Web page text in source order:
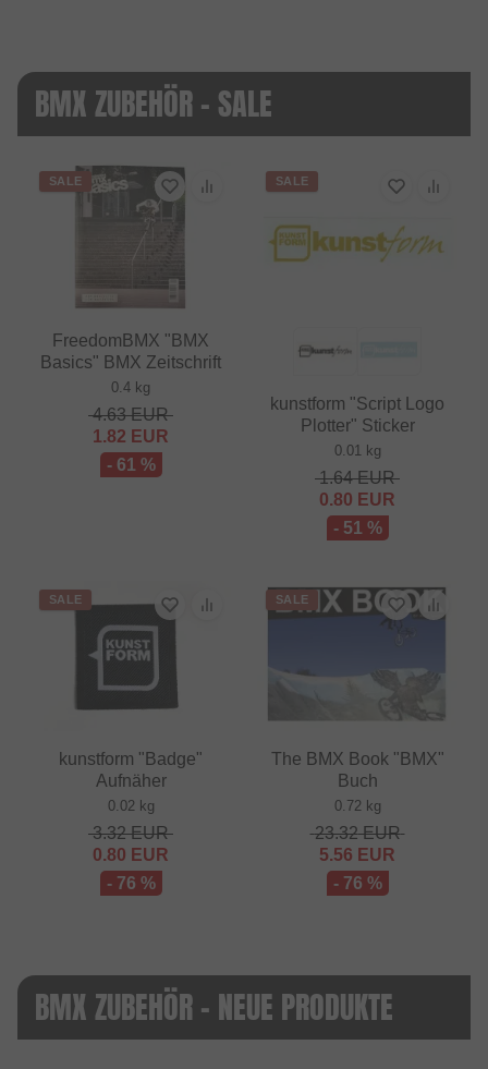
BMX ZUBEHÖR - SALE
SALE
FreedomBMX "BMX
Basics" BMX Zeitschrift
0.4 kg
4.63EUR
1.82 EUR
- 61 %
SALE
kunstform "Script Logo
Plotter" Sticker
0.01 kg
1.64EUR
0.80 EUR
- 51 %
SALE
kunstform "Badge"
Aufnäher
0.02 kg
3.32EUR
0.80 EUR
- 76 %
SALE
The BMX Book "BMX"
Buch
0.72 kg
23.32EUR
5.56 EUR
- 76 %
BMX ZUBEHÖR - NEUE PRODUKTE